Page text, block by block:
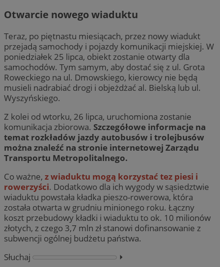
Otwarcie nowego wiaduktu
Teraz, po piętnastu miesiącach, przez nowy wiadukt
przejadą samochody i pojazdy komunikacji miejskiej. W
poniedziałek 25 lipca, obiekt zostanie otwarty dla
samochodów. Tym samym, aby dostać się z ul. Grota
Roweckiego na ul. Dmowskiego, kierowcy nie będą
musieli nadrabiać drogi i objeżdżać al. Bielską lub ul.
Wyszyńskiego.
Z kolei od wtorku, 26 lipca, uruchomiona zostanie
komunikacja zbiorowa. Szczegółowe informacje na
temat rozkładów jazdy autobusów i trolejbusów
można znaleźć na stronie internetowej Zarządu
Transportu Metropolitalnego.
Co ważne, z wiaduktu mogą korzystać tez piesi i
rowerzyści. Dodatkowo dla ich wygody w sąsiedztwie
wiaduktu powstała kładka pieszo-rowerowa, która
została otwarta w grudniu minionego roku. Łączny
koszt przebudowy kładki i wiaduktu to ok. 10 milionów
złotych, z czego 3,7 mln zł stanowi dofinansowanie z
subwencji ogólnej budżetu państwa.
Słuchaj
⏵︎